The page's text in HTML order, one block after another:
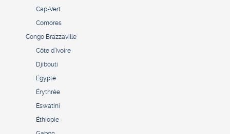
Cap-Vert
Comores
Congo Brazzaville
Côte d’Ivoire
Djibouti
Égypte
Érythrée
Eswatini
Éthiopie